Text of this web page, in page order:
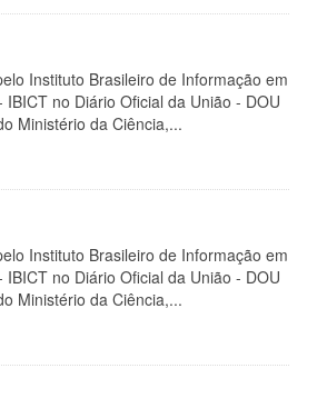
Instituto Brasileiro de Informação em
no Diário Oficial da União - DOU
Ministério da Ciência,...
Instituto Brasileiro de Informação em
no Diário Oficial da União - DOU
Ministério da Ciência,...